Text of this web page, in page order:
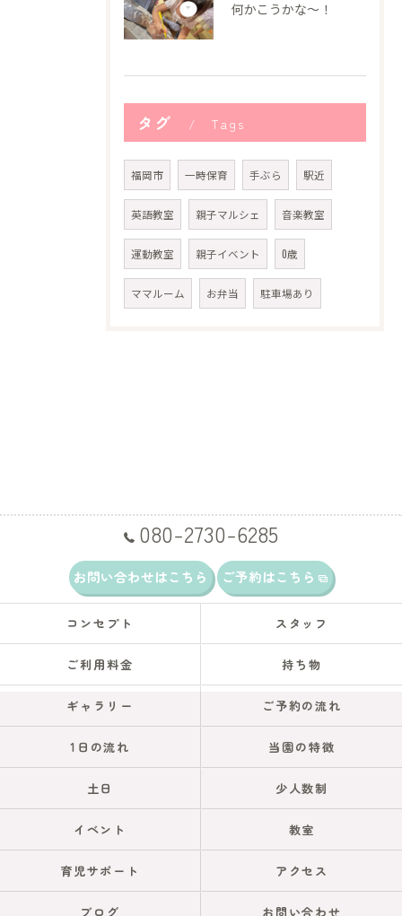
何かこうかな〜！
タグ Tags
福岡市 一時保育 手ぶら 駅近
英語教室 親子マルシェ 音楽教室
運動教室 親子イベント 0歳
ママルーム お弁当 駐車場あり
080-2730-6285
お問い合わせはこちら ご予約はこちら
コンセプト スタッフ
ご利用料金 持ち物
ギャラリー ご予約の流れ
1日の流れ 当園の特徴
土日 少人数制
イベント 教室
育児サポート アクセス
ブログ お問い合わせ